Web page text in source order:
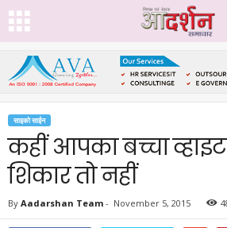
साइको साईन
कहीं आपका बच्चा
शिकार तो नहीं
By Aadarshan Team - November 5, 2015